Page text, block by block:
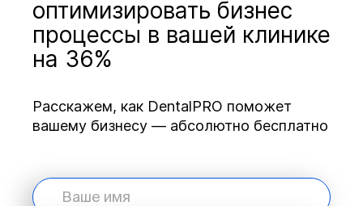
оптимизировать бизнес
процессы в вашей клинике
на 36%
Расскажем, как DentalPRO поможет
вашему бизнесу — абсолютно бесплатно